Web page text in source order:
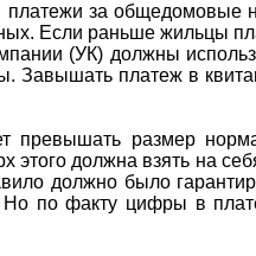
платежи за общедомовые
Если раньше жильцы
(УК) должны
Завышать платеж в
превышать размер
этого должна взять на
должно было
Но по факту цифры в